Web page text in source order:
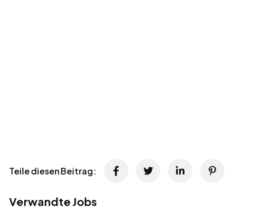
Teile diesen Beitrag:
Verwandte Jobs